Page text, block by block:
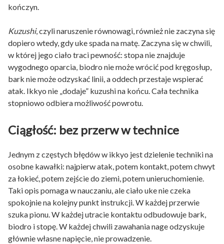
kończyn.
Kuzushi, czyli naruszenie równowagi, również nie zaczyna się
dopiero wtedy, gdy uke spada na matę. Zaczyna się w chwili,
w której jego ciało traci pewność: stopa nie znajduje
wygodnego oparcia, biodro nie może wrócić pod kręgosłup,
bark nie może odzyskać linii, a oddech przestaje wspierać
atak. Ikkyo nie „dodaje” kuzushi na końcu. Cała technika
stopniowo odbiera możliwość powrotu.
Ciągłość: bez przerw w technice
Jednym z częstych błędów w ikkyo jest dzielenie techniki na
osobne kawałki: najpierw atak, potem kontakt, potem chwyt
za łokieć, potem zejście do ziemi, potem unieruchomienie.
Taki opis pomaga w nauczaniu, ale ciało uke nie czeka
spokojnie na kolejny punkt instrukcji. W każdej przerwie
szuka pionu. W każdej utracie kontaktu odbudowuje bark,
biodro i stopę. W każdej chwili zawahania nage odzyskuje
głównie własne napięcie, nie prowadzenie.